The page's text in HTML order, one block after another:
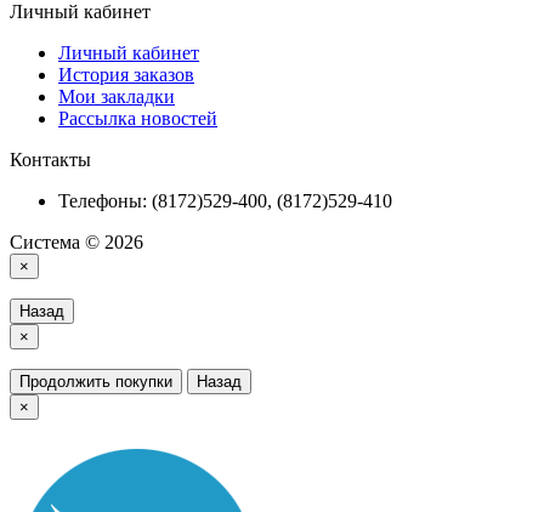
Личный кабинет
Личный кабинет
История заказов
Мои закладки
Рассылка новостей
Контакты
Телефоны: (8172)529-400, (8172)529-410
Система © 2026
×
Назад
×
Продолжить покупки
Назад
×